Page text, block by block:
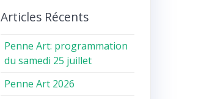
Articles Récents
Penne Art: programmation
du samedi 25 juillet
Penne Art 2026